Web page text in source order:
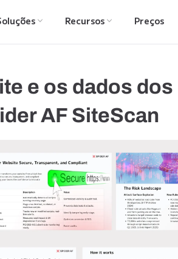
Recursos Preços
e os dados dos
AF SiteScan